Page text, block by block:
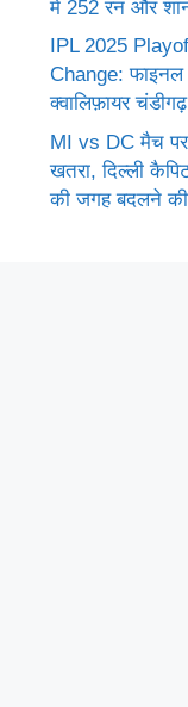
में 252 रन और
IPL 2025
Change: फाइनल
क्वालिफ़ायर
MI vs DC मैच पर
खतरा, दिल्ली
की जगह बदलने की